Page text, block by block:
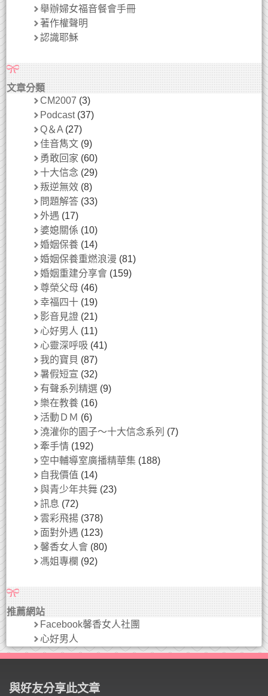
舉辦婦女福音餐會手冊
著作權聲明
認識耶穌
文章分類
CM2007 (3)
Podcast(37)
Q＆A (27)
佳音雋文 (9)
勇敢回家 (60)
十大信念 (29)
叛逆無效 (8)
問題解答 (33)
外遇 (17)
婆媳關係 (10)
婚姻保養 (14)
婚姻保養重燃浪漫 (81)
婚姻重建分享會 (159)
尊榮父母 (46)
幸福四十 (19)
影音見證 (21)
心好男人 (11)
心靈深呼吸 (41)
我的寶貝 (87)
暑假短宣 (32)
有聲系列精選 (9)
樂在教養 (16)
活動ＤＭ (6)
澆灌你的園子～十大信念系列 (7)
牽手情 (192)
空中輔導室廣播精華集 (188)
自我價值 (14)
與青少年共舞 (23)
訊息 (72)
雲彩飛揚 (378)
面對外遇 (123)
馨香女人會 (80)
馮姐專欄 (92)
推薦網站
Facebook馨香女人社團
心好男人
與好友分享此文章